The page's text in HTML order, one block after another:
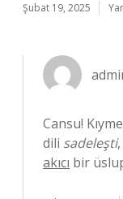
Şubat 19, 2025
Cansu!
dili sadeleşti
akıcı bir